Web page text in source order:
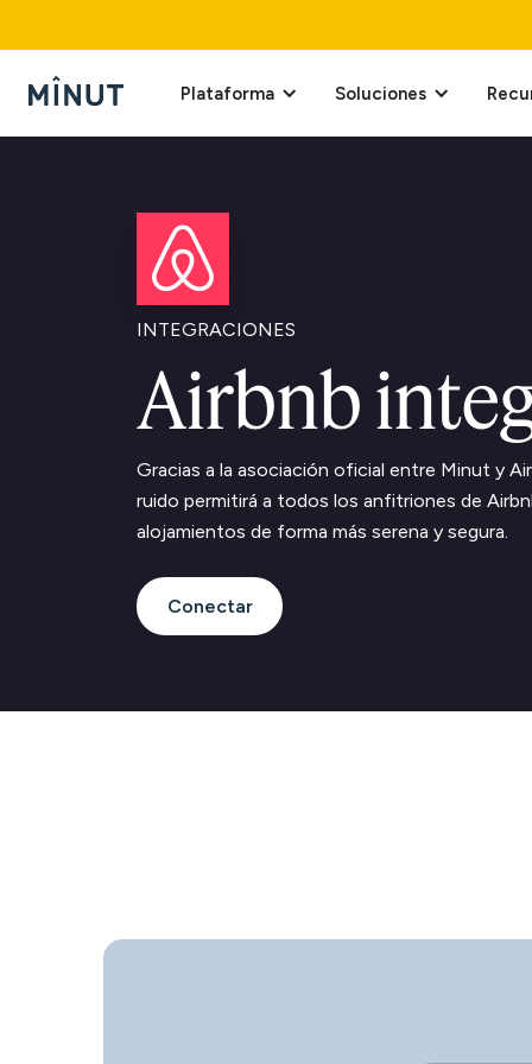
Plataforma Soluciones
INTEGRACIONES
Airbnb
Gracias a la asociación oficial entre Minut y
ruido permitirá a todos los anfitriones de
alojamientos de forma más serena y segura.
Conectar